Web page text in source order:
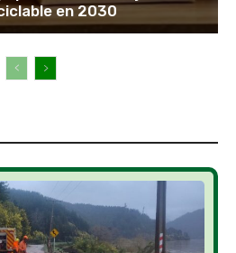
en 2030